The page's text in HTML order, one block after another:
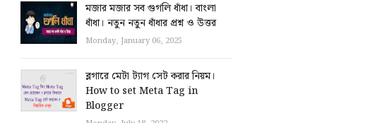
মজার মজার সব গুগলি ধাঁধা। বাংলা
ধাঁধা। নতুন নতুন ধাঁধার প্রশ্ন ও উত্তর
Monday, January 06, 2025
ব্লগারে মেটা ট্যাগ সেট করার নিয়ম।
How to set Meta Tag in
Blogger